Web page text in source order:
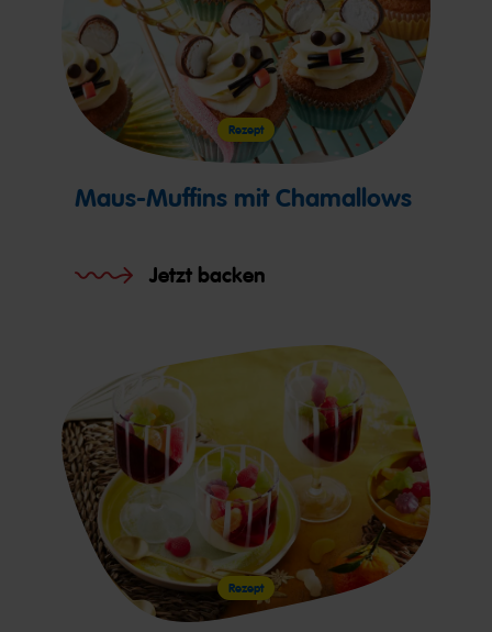
Maus-Muffins mit Chamallows
Jetzt backen
Rezept
Rezept